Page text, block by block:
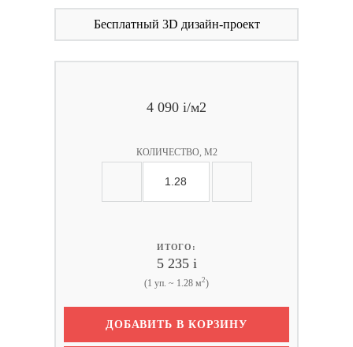
Бесплатный 3D дизайн-проект
4 090 i/м2
КОЛИЧЕСТВО, М2
ИТОГО:
5 235 i
(1 уп. ~ 1.28 м2)
ДОБАВИТЬ В КОРЗИНУ